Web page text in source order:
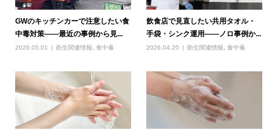
GWのキッチンカーで注意したい食
中毒対策――最近の事例から見...
2026.05.01 衛生関連情報 食中毒
飲食店で見直したい共用タオル・
手袋・シンク運用――ノロ事例か...
2026.04.20 衛生関連情報 ,食中毒